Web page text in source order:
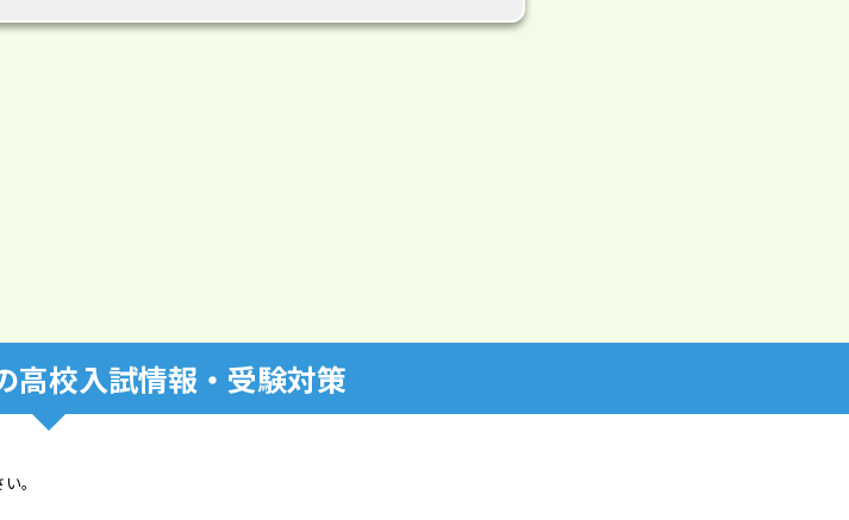
高校入試情報・受験対策
。